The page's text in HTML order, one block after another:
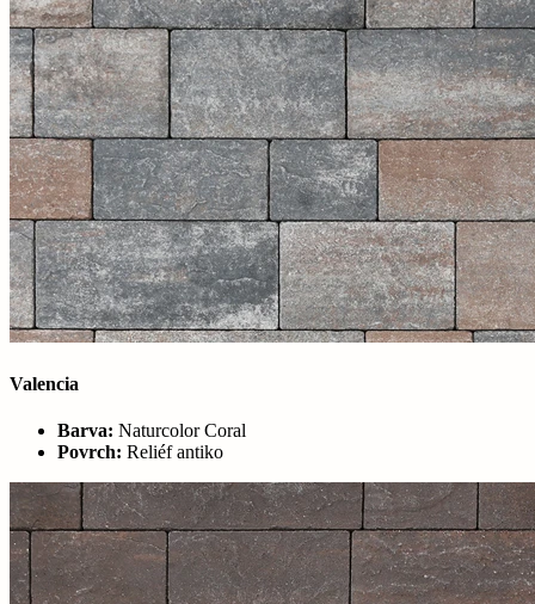
Valencia
Barva: Naturcolor Coral
Povrch: Reliéf antiko